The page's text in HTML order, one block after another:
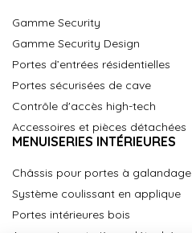
Gamme Security
Gamme Security Design
Portes d’entrées résidentielles
Portes sécurisées de cave
Contrôle d'accès high-tech
Accessoires et pièces détachées
MENUISERIES INTÉRIEURES
Châssis pour portes à galandage
Système coulissant en applique
Portes intérieures bois